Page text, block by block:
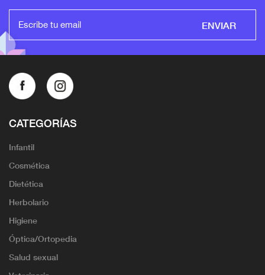
ENVIAR
CATEGORÍAS
Infantil
Cosmética
Dietética
Herbolario
Higiene
Óptica/Ortopedia
Salud sexual